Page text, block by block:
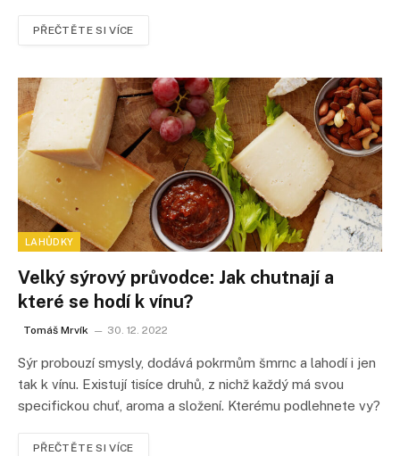
PŘEČTĚTE SI VÍCE
LAHŮDKY
Velký sýrový průvodce: Jak chutnají a
které se hodí k vínu?
Tomáš Mrvík 30. 12. 2022
Sýr probouzí smysly, dodává pokrmům šmrnc a lahodí i jen
tak k vínu. Existují tisíce druhů, z nichž každý má svou
specifickou chuť, aroma a složení. Kterému podlehnete vy?
PŘEČTĚTE SI VÍCE